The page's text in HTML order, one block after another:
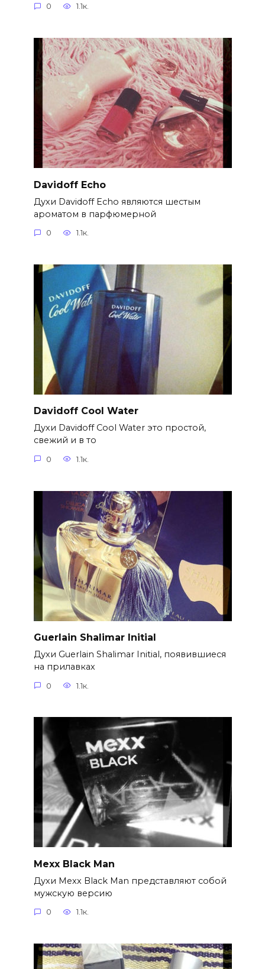
0 1.1к.
Davidoff Echo
Духи Davidoff Echo являются шестым
ароматом в парфюмерной
0 1.1к.
Davidoff Cool Water
Духи Davidoff Cool Water это простой,
свежий и в то
0 1.1к.
Guerlain Shalimar Initial
Духи Guerlain Shalimar Initial, появившиеся
на прилавках
0 1.1к.
Mexx Black Man
Духи Mexx Black Man представляют собой
мужскую версию
0 1.1к.